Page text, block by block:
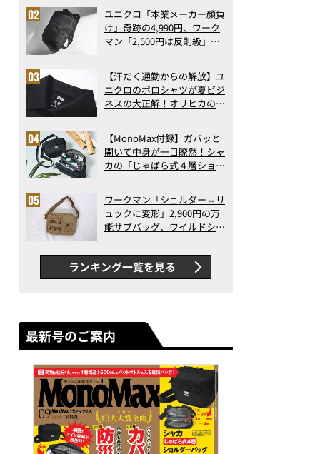
で決定版
ユニクロ「本業メーカー顔負
け」奇跡の4,990円、ワーク
マン「2,500円は反則級」凄
ト3】（2026年6月版）
【汗だく通勤からの解放】ユ
ニクロのポロシャツが夏ビジ
ネスの大正解！オリヒカの透
アの実力
【MonoMax付録】ガバッと
開いて中身が一目瞭然！シャ
カの「じゃばら式４層ショル
った！
ワークマン「ショルダー⇔リ
ュックに変形」2,900円の万
能サブバッグ、ワイルドシン
録…ほか【休日バッグの人気
記事ランキングベスト3】
（2026年6月版）
ランキング一覧を見る
最新号のご案内